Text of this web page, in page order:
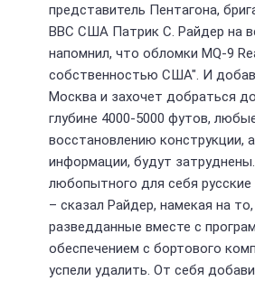
представитель Пентагона,
ВВС США Патрик С. Райдер на
напомнил, что обломки MQ-9
собственностью США". И
Москва и захочет добраться
глубине 4000-5000 футов,
восстановлению конструкции,
информации, будут
любопытного для себя русские
– сказал Райдер, намекая на
разведданные вместе с
обеспечением с бортового
успели удалить. От себя